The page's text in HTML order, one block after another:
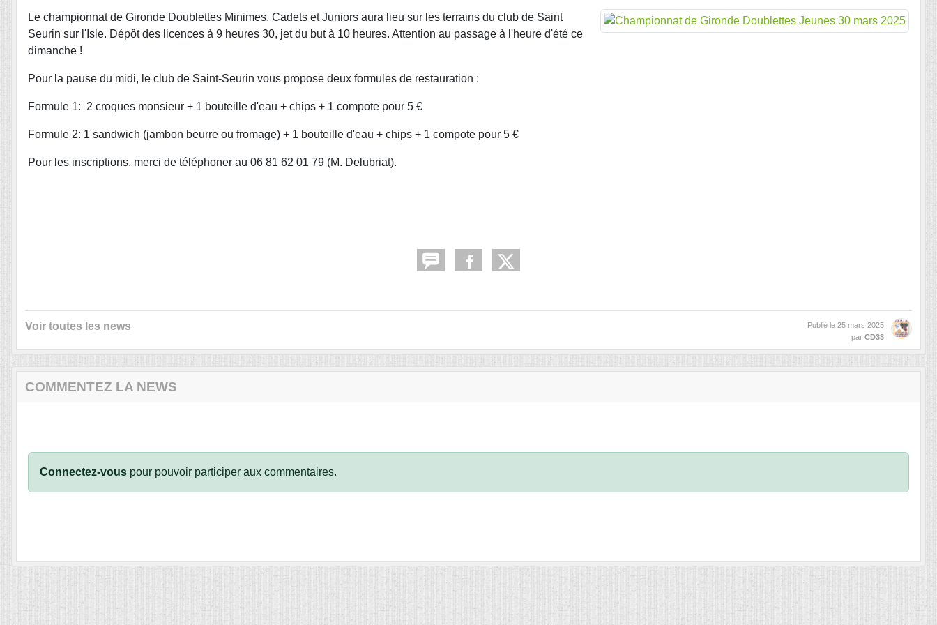
Le championnat de Gironde Doublettes Minimes, Cadets et Juniors aura lieu sur les terrains du club de Saint
Seurin sur l'Isle. Dépôt des licences à 9 heures 30, jet du but à 10 heures. Attention au passage à l'heure d'été ce
dimanche !
Pour la pause du midi, le club de Saint-Seurin vous propose deux formules de restauration :
Formule 1: 2 croques monsieur + 1 bouteille d'eau + chips + 1 compote pour 5 €
Formule 2: 1 sandwich (jambon beurre ou fromage) + 1 bouteille d'eau + chips + 1 compote pour 5 €
Pour les inscriptions, merci de téléphoner au 06 81 62 01 79 (M. Delubriat).
Voir toutes les news Publié le 25 mars 2025
par CD33
COMMENTEZ LA NEWS
Connectez-vous pour pouvoir participer aux commentaires.